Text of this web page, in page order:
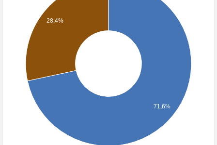
28,4%
71,6%